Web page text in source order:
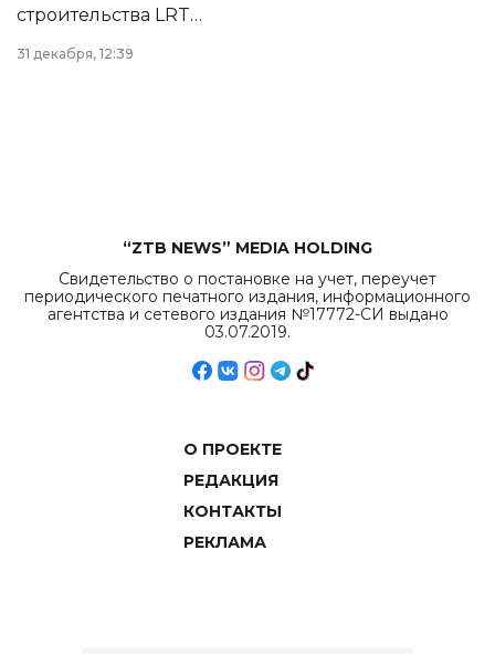
строительства LRT
в Астане из
республиканского
31 декабря, 12:39
“ZTB NEWS” MEDIA HOLDING
Свидетельство о постановке на учет, переучет
периодического печатного издания, информационного
агентства и сетевого издания №17772-СИ выдано
03.07.2019.
О ПРОЕКТЕ
РЕДАКЦИЯ
КОНТАКТЫ
РЕКЛАМА